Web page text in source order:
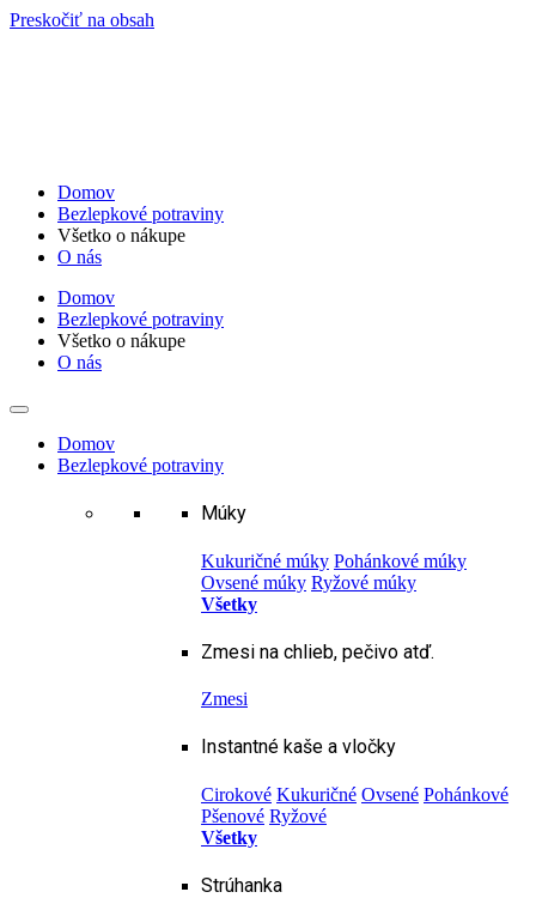
Preskočiť na obsah
Domov
Bezlepkové potraviny
Všetko o nákupe
O nás
Domov
Bezlepkové potraviny
Všetko o nákupe
O nás
Domov
Bezlepkové potraviny
Múky
Kukuričné múky Pohánkové múky
Ovsené múky Ryžové múky
Všetky
Zmesi na chlieb, pečivo atď.
Zmesi
Instantné kaše a vločky
Cirokové Kukuričné Ovsené Pohánkové
Pšenové Ryžové
Všetky
Strúhanka